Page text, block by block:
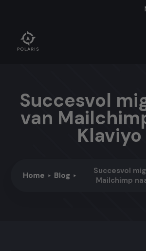
Succesvol
van
Klaviyo
Home Blog
Succesvol
Mailchimp